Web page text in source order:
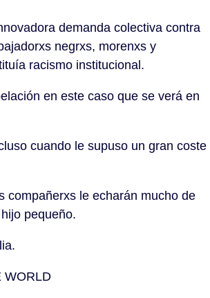
demanda colectiva contra
negrxs, morenxs y
racismo institucional.
en este caso que se verá en
cuando le supuso un gran coste
compañerxs le echarán mucho de
pequeño.
WORLD